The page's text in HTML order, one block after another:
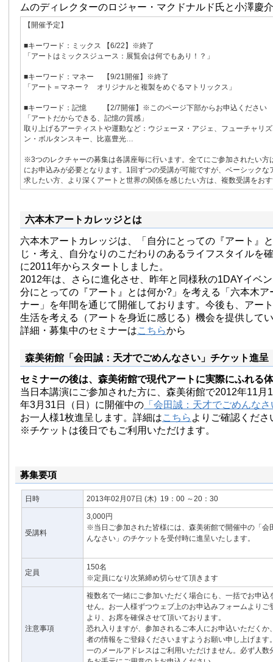
ムのディレクターのロジャー・マクドナルド氏と小澤慶
【開催予定】
■キーワード：ミックス 【6/22】※終了
「アートはミックスジュース：展覧会は何でもあり！？」
■キーワード：マネー 【9/21開催】※終了
「アート＝マネー？ オリジナルと複製をめぐるマトリックス」
■キーワード：記憶 【2/7開催】※このページ下部からお申込ください
「アートだからできる、記憶の質感」
取り上げるアーティストや運動など：ウジェーヌ・アジェ、フューチャリ
ン・ボルタンスキー、比嘉豊光…
※3つのレクチャーの募集は各講座毎に行います。全てにご参加されたい方
にお申込みが必要となります。1回ずつの受講が可能ですが、ベーシックな
求したい方、より深くアートと世界の関係を感じたい方は、複数受講をお
六本木アートカレッジとは
六本木アートカレッジは、「自分にとっての『アート』
じ・考え、自分なりのこだわりのあるライフスタイルを
に2011年からスタートしました。
2012年は、さらに進化させ、昨年と同様秋の1DAYイベ
分にとっての『アート』とは何か?」を考える「六本木ア
ナー」を年間を通じて開催しております。今後も、アー
生活を考える（アートを身近に感じる）機会を提供して
詳細・募集中のセミナーはこちらから
森美術館「会田誠：天才でごめんなさい」チケット進呈
セミナーの後は、森美術館で現代アートに実際にふれる
当日本講演にご参加された方に、森美術館で2012年11月
年3月31日（日）に開催中の 「会田誠：天才でごめんな
お一人様1枚進呈します。詳細はこちら よりご確認くださ
※チケットは後日でもご利用いただけます。
募集要項
日時 2013年02月07日 (木) 19：00 ～20：30
受講料
3,000円
※当日ご参加された皆様には、森美術館で開催中の「会
んなさい」のチケットを受付時に進呈いたします。
定員
150名
※定員になり次第締め切らせて頂きます
注意事項
複数名で一緒にご参加いただく場合にも、一括でお申込
せん。お一人様ずつウェブ上のお申込みフォームよりご
より、お席を確保させて頂いております。
恐れ入りますが、参加されるご本人にお申込いただくか
者の情報をご登録くださいますようお願い申し上げます
一のメールアドレスはご利用いただけません。必ず人数